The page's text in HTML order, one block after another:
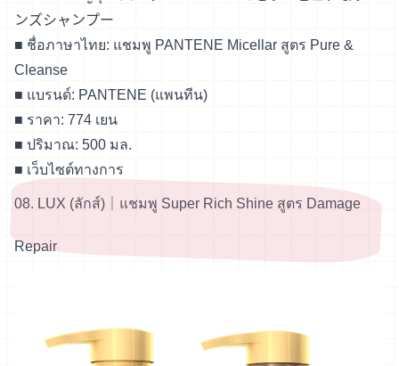
ンズシャンプー
■ ชื่อภาษาไทย: แชมพู PANTENE Micellar สูตร Pure &
Cleanse
■ แบรนด์: PANTENE (แพนทีน)
■ ราคา: 774 เยน
■ ปริมาณ: 500 มล.
■ เว็บไซต์ทางการ
08. LUX (ลักส์)｜แชมพู Super Rich Shine สูตร Damage
Repair